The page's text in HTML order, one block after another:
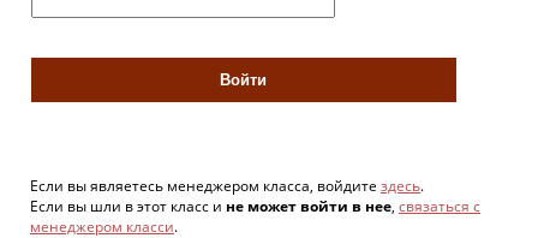
Если вы являетесь менеджером класса, войдите здесь.
Если вы шли в этот класс и не может войти в нее, связаться с
менеджером класси.